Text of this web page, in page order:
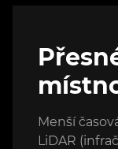
Menší
LiDAR